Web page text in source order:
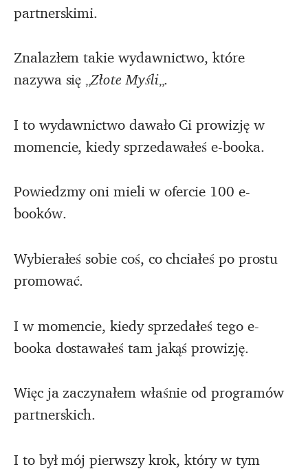
partnerskimi.
Znalazłem takie wydawnictwo, które
nazywa się „Złote Myśli„.
I to wydawnictwo dawało Ci prowizję w
momencie, kiedy sprzedawałeś e-booka.
Powiedzmy oni mieli w ofercie 100 e-
booków.
Wybierałeś sobie coś, co chciałeś po prostu
promować.
I w momencie, kiedy sprzedałeś tego e-
booka dostawałeś tam jakąś prowizję.
Więc ja zaczynałem właśnie od programów
partnerskich.
I to był mój pierwszy krok, który w tym